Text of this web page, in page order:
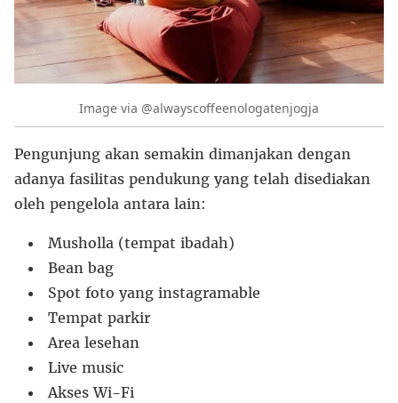
Image via @alwayscoffeenologatenjogja
Pengunjung akan semakin dimanjakan dengan
adanya fasilitas pendukung yang telah disediakan
oleh pengelola antara lain:
Musholla (tempat ibadah)
Bean bag
Spot foto yang instagramable
Tempat parkir
Area lesehan
Live music
Akses Wi-Fi